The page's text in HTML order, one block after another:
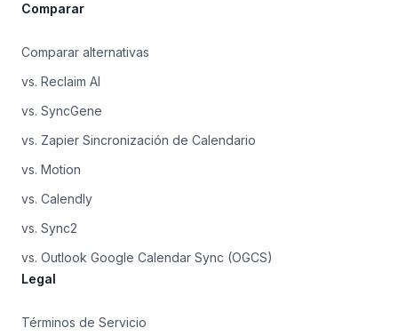
Comparar
Comparar alternativas
vs. Reclaim AI
vs. SyncGene
vs. Zapier Sincronización de Calendario
vs. Motion
vs. Calendly
vs. Sync2
vs. Outlook Google Calendar Sync (OGCS)
Legal
Términos de Servicio